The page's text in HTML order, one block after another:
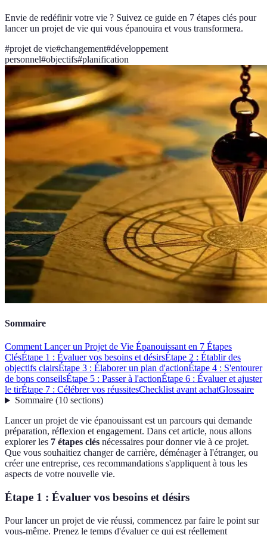
Envie de redéfinir votre vie ? Suivez ce guide en 7 étapes clés pour
lancer un projet de vie qui vous épanouira et vous transformera.
#projet de vie#changement#développement
personnel#objectifs#planification
Sommaire
Comment Lancer un Projet de Vie Épanouissant en 7 Étapes
ClésÉtape 1 : Évaluer vos besoins et désirsÉtape 2 : Établir des
objectifs clairsÉtape 3 : Élaborer un plan d'actionÉtape 4 : S'entourer
de bons conseilsÉtape 5 : Passer à l'actionÉtape 6 : Évaluer et ajuster
le tirÉtape 7 : Célébrer vos réussitesChecklist avant achatGlossaire
Sommaire(10 sections)
Lancer un projet de vie épanouissant est un parcours qui demande
préparation, réflexion et engagement. Dans cet article, nous allons
explorer les 7 étapes clés nécessaires pour donner vie à ce projet.
Que vous souhaitiez changer de carrière, déménager à l'étranger, ou
créer une entreprise, ces recommandations s'appliquent à tous les
aspects de votre nouvelle vie.
Étape 1 : Évaluer vos besoins et désirs
Pour lancer un projet de vie réussi, commencez par faire le point sur
vous-même. Prenez le temps d'évaluer ce qui est réellement